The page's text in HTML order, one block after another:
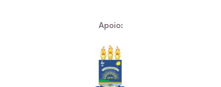
Apoio: